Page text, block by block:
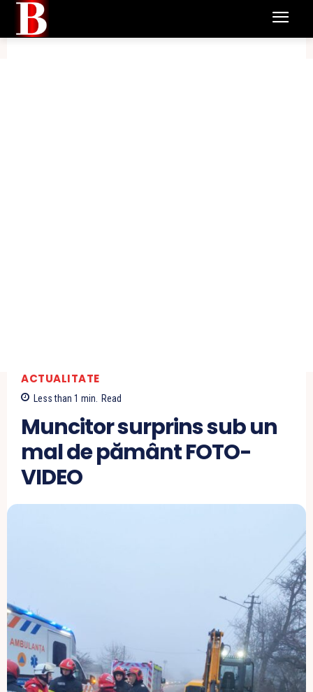
ACTUALITATE
Less than 1 min. Read
Muncitor surprins sub un
mal de pământ FOTO-
VIDEO